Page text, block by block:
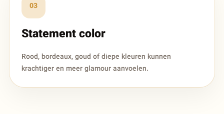
03
Statement color
Rood, bordeaux, goud of diepe kleuren kunnen
krachtiger en meer glamour aanvoelen.